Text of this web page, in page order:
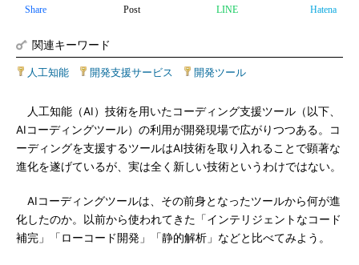
Share Post LINE Hatena
関連キーワード
人工知能 開発支援サービス 開発ツール
人工知能（AI）技術を用いたコーディング支援ツール（以下、
AIコーディングツール）の利用が開発現場で広がりつつある。コ
ーディングを支援するツールはAI技術を取り入れることで顕著な
進化を遂げているが、実は全く新しい技術というわけではない。
AIコーディングツールは、その前身となったツールから何が進
化したのか。以前から使われてきた「インテリジェントなコード
補完」「ローコード開発」「静的解析」などと比べてみよう。